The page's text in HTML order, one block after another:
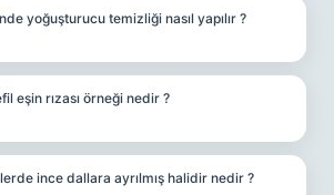
yoğuşturucu temizliği nasıl yapılır ?
eşin rızası örneği nedir ?
ince dallara ayrılmış halidir nedir ?